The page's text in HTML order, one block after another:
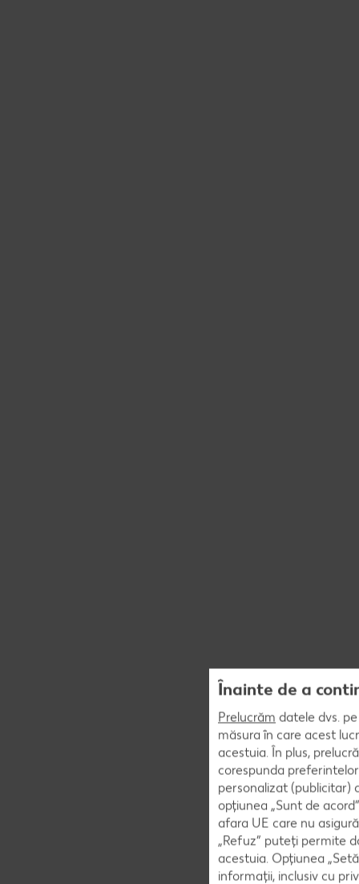
Înainte de a
Prelucrăm datele dvs.
măsura în care acest
acestuia. În plus,
corespunda
personalizat (publicitar)
opțiunea „Sunt de
afara UE care nu
„Refuz” puteți permite
acestuia. Opțiunea
informații, inclusiv cu